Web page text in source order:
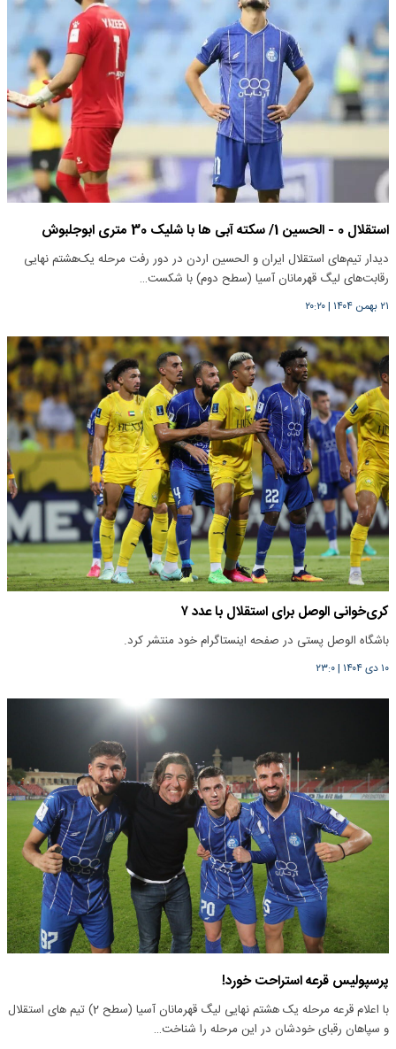
استقلال 0 - الحسین 1/ سکته آبی ها با شلیک 30 متری ابوجلبوش
دیدار تیم‌های استقلال ایران و الحسین اردن در دور رفت مرحله یک‌هشتم نهایی
رقابت‌های لیگ قهرمانان آسیا (سطح دوم) با شکست…
۲۱ بهمن ۱۴۰۴ |۲۰:۲۰
کری‌خوانی الوصل برای استقلال با عدد ۷
باشگاه الوصل پستی در صفحه اینستاگرام خود منتشر کرد.
۱۰ دی ۱۴۰۴ |۲۳:۰
پرسپولیس قرعه استراحت خورد!
با اعلام قرعه مرحله یک هشتم نهایی لیگ قهرمانان آسیا (سطح 2) تیم های استقلال
و سپاهان رقبای خودشان در این مرحله را شناخت…